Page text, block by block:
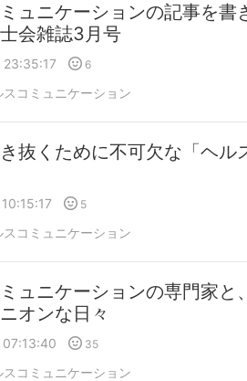
ュニケーションの記事を書
会雑誌3月号
6
スコミュニケーション
抜くために不可欠な「ヘル
5
スコミュニケーション
ュニケーションの専門家と
オンな日々
35
スコミュニケーション